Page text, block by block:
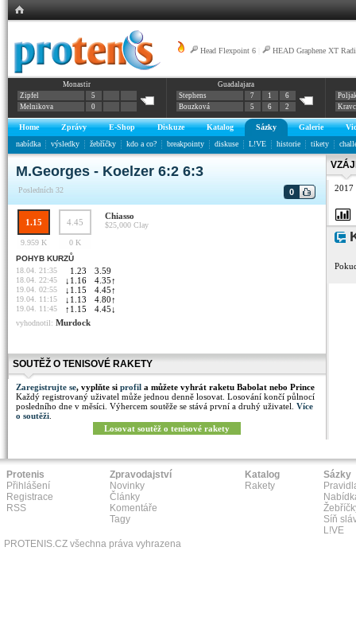
Head Flexpoint 6 HEAD Graphene XT
Monastir
Zipfel
5
Melnikova
0
Guadalajara
Stephens
7 1
6
Bouzková
5 6 2
Home Zprávy E-Shop Diskuze Katalog Sázky Galerie
nabídka
výsledky žebříčky kdo a co? breakpointy diskuse L!VE historie tikety
M.Georges - Koelzer 6:2 6:3
Posledních 32 0
1.15 4.45
Chiasso
$25,000 Clay
9.959 K
0 K
POHYB KURZŮ
18.04. 21:35
1.23 3.59
18.04. 22:45 ↓ 1.16 4.35↑
19.04. 02:55 ↓ 1.15 4.45↑
19.04. 11:15 ↓ 1.13 4.80↑
19.04. 11:45 ↑ 1.15 4.45 ↓
vyhodnotil: Murdock
SOUTĚŽ O TENISOVÉ RAKETY
Zaregistrujte se, vyplňte si profil a můžete vyhrát raketu Babolat nebo Prince
Každý registrovaný uživatel může jednou denně losovat. Losování končí půlnocí
posledního dne v měsíci. Výhercem soutěže se stává první a druhý uživatel. Více
o soutěži
Losovat soutěž o tenisové rakety
2017
Protenis
Přihlášení
Registrace
RSS
Zpravodajství
Novinky
Články
Komentáře
Tagy
Katalog
Rakety
Sázky
Síň
L!VE
PROTENIS.CZ všechna práva vyhrazena